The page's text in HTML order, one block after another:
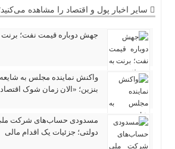
سایر اخبار پول و اقتصاد را مشاهده
جهش دوباره قیمت نفت؛ برنت به ۸۳ دلار
واکنش نماینده مجلس به
بنزین؛ «الان زمان شوک
مسدودی حساب‌های شرکت
دولتی؛ جزئیات یک اقدام مالی